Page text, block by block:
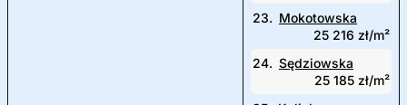
23. Mokotowska
25 216 zł/m²
24. Sędziowska
25 185 zł/m²